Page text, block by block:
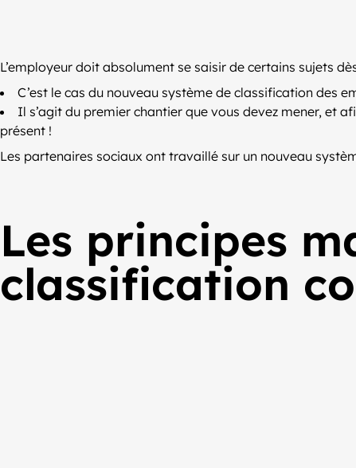
L’employeur doit absolument se saisir de certains sujets
C’est le cas du nouveau système de classification des
Il s’agit du premier chantier que vous devez mener, et
présent !
Les partenaires sociaux ont travaillé sur un nouveau
Les principes
classification